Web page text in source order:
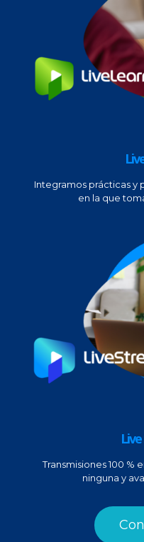
Integramos prácticas y
en la que
Transmisiones 100 %
ninguna y